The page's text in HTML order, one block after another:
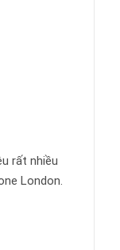
rất nhiều
London.